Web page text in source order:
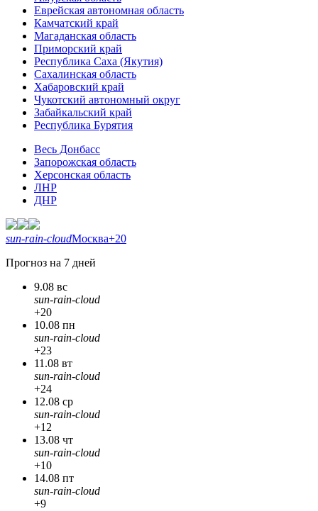
Еврейская автономная область
Камчатский край
Магаданская область
Приморский край
Республика Саха (Якутия)
Сахалинская область
Хабаровский край
Чукотский автономный округ
Забайкальский край
Республика Бурятия
Весь Донбасс
Запорожская область
Херсонская область
ЛНР
ДНР
sun-rain-cloudМосква+20
Прогноз на 7 дней
9.08 вс
sun-rain-cloud
+20
10.08 пн
sun-rain-cloud
+23
11.08 вт
sun-rain-cloud
+24
12.08 ср
sun-rain-cloud
+12
13.08 чт
sun-rain-cloud
+10
14.08 пт
sun-rain-cloud
+9